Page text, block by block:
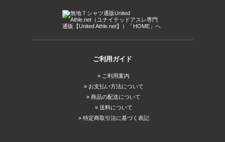
ご利用ガイド
ご利用案内
お支払い方法について
商品の配送について
送料について
特定商取引法に基づく表記